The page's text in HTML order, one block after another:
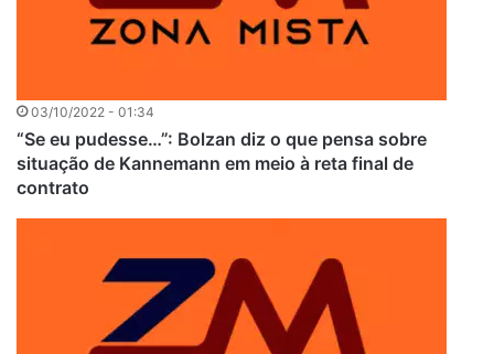
03/10/2022 - 01:34
“Se eu pudesse…”: Bolzan diz o que pensa sobre
situação de Kannemann em meio à reta final de
contrato